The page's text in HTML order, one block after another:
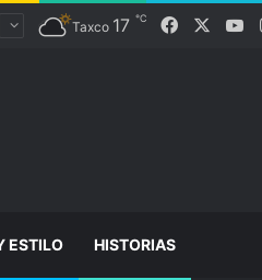
Taxco 17 ℃ Facebook
ESTILO HISTORIAS